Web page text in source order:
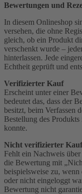
Bewertungen und
In diesem Onlineshop
versehen, die ohne
gleich, ob ein Produkt
verschenkt wurde –
hinterlassen. Jede
Echtheit geprüft und
Verifizierter Kauf
Erscheint unter einer
bedeutet das, dass der
besitzt, beim Verfassen
Bestellung des
konnte.
Nicht verifizierter Kauf
Fehlt ein Nachweis
die Bewertung mit
beispielsweise zu,
oder nicht eingeloggt
Bewertung nicht